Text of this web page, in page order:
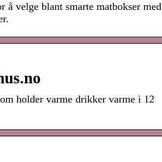
velge blant smarte matbokser med
holder varme drikker varme i 12